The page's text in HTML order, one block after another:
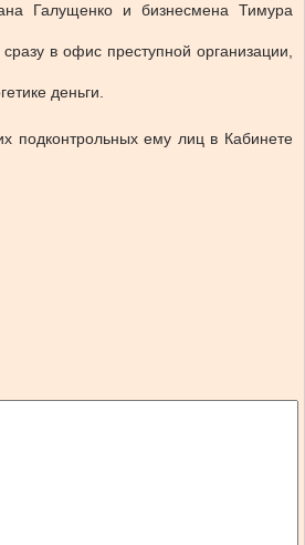
Галущенко и бизнесмена Тимура
в офис преступной организации,
деньги.
подконтрольных ему лиц в Кабинете